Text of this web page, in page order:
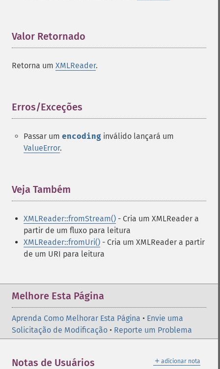
Valor Retornado
Retorna um XMLReader.
Erros/Exceções
Passar um encoding inválido lançará um
ValueError.
Veja Também
XMLReader::fromStream() - Cria um XMLReader a
partir de um fluxo para leitura
XMLReader::fromUri() - Cria um XMLReader a partir
de um URI para leitura
Melhore Esta Página
Aprenda Como Melhorar Esta Página • Envie uma
Solicitação de Modificação • Reporte um Problema
＋ adicionar nota
Notas de Usuários